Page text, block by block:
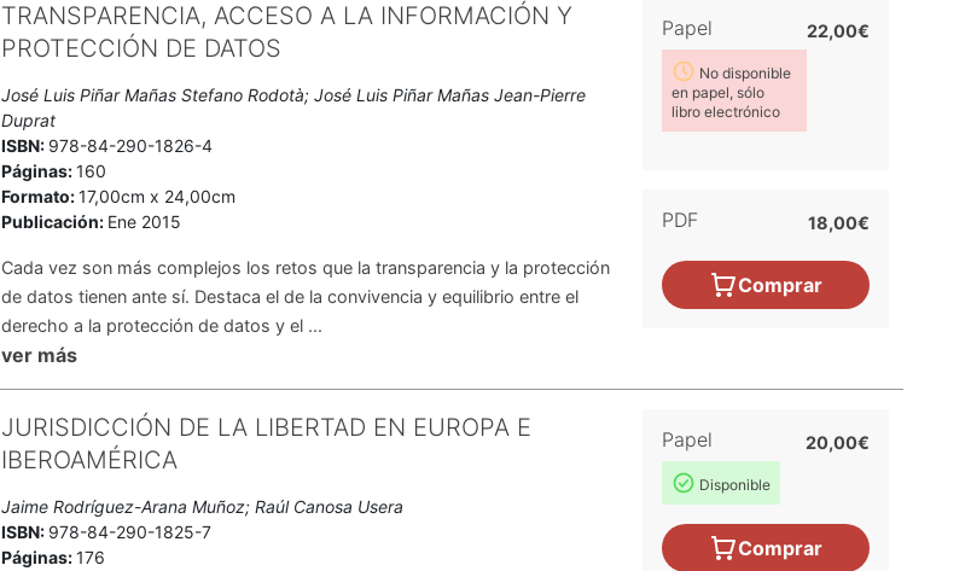
TRANSPARENCIA, ACCESO A LA INFORMACIÓN Y
PROTECCIÓN DE DATOS
José Luis Piñar Mañas Stefano Rodotà; José Luis Piñar Mañas Jean-Pierre
Duprat
ISBN: 978-84-290-1826-4
Páginas:160
Formato:17,00cm x 24,00cm
Publicación: Ene 2015
Cada vez son más complejos los retos que la transparencia y la protección
de datos tienen ante sí. Destaca el de la convivencia y equilibrio entre el
derecho a la protección de datos y el ...
ver más
Papel
No disponible
en papel, sólo
libro electrónico
22,00€
PDF 18,00€
Comprar
JURISDICCIÓN DE LA LIBERTAD EN EUROPA E
IBEROAMÉRICA
Jaime Rodríguez-Arana Muñoz; Raúl Canosa Usera
ISBN: 978-84-290-1825-7
Páginas:176
Papel
Disponible
20,00€
Comprar